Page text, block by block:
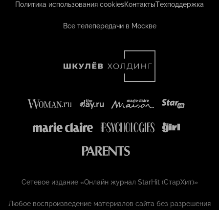
Политика использования cookiesКонтактыТехподдержка
Все телепередачи в Москве
Сетевое издание «Онлайн журнал StarHit (СтарХит)»
Любое воспроизведение материалов сайта без разрешения